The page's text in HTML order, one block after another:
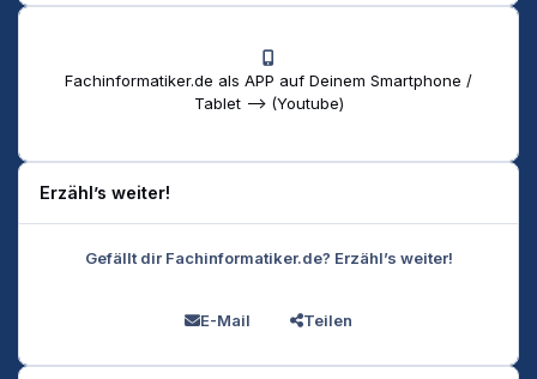
Fachinformatiker.de als APP auf Deinem Smartphone /
Tablet --> (Youtube)
Erzähl’s weiter!
Gefällt dir Fachinformatiker.de? Erzähl’s weiter!
E-Mail Teilen